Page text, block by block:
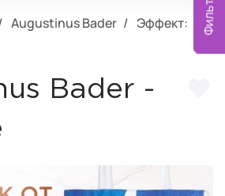
Фильтр
Augustinus Bader
Эффект:
Bader -